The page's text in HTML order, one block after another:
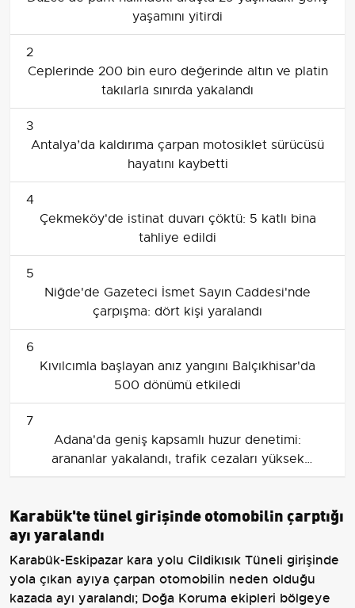
yaşamını yitirdi
2
Ceplerinde 200 bin euro değerinde altın ve platin
takılarla sınırda yakalandı
3
Antalya’da kaldırıma çarpan motosiklet sürücüsü
hayatını kaybetti
4
Çekmeköy'de istinat duvarı çöktü: 5 katlı bina
tahliye edildi
5
Niğde'de Gazeteci İsmet Sayın Caddesi'nde
çarpışma: dört kişi yaralandı
6
Kıvılcımla başlayan anız yangını Balçıkhisar'da
500 dönümü etkiledi
7
Adana'da geniş kapsamlı huzur denetimi:
arananlar yakalandı, trafik cezaları yüksek
seyretti
Karabük'te tünel girişinde otomobilin çarptığı
ayı yaralandı
Karabük-Eskipazar kara yolu Cildikısık Tüneli girişinde
yola çıkan ayıya çarpan otomobilin neden olduğu
kazada ayı yaralandı; Doğa Koruma ekipleri bölgeye